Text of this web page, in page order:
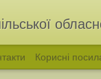
Корисні